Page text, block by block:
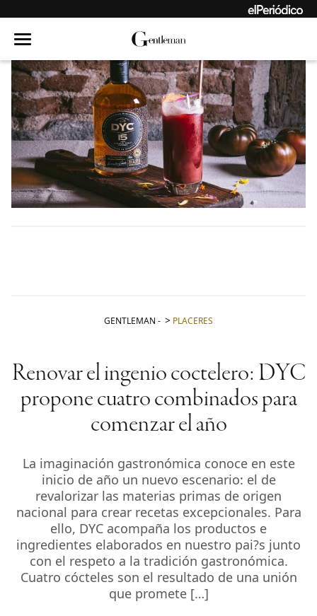
GENTLEMAN - PLACERES
Renovar el ingenio coctelero: DYC
propone cuatro combinados para
comenzar el año
La imaginación gastronómica conoce en este
inicio de año un nuevo escenario: el de
revalorizar las materias primas de origen
nacional para crear recetas excepcionales. Para
ello, DYC acompaña los productos e
ingredientes elaborados en nuestro pai?s junto
con el respeto a la tradición gastronómica.
Cuatro cócteles son el resultado de una unión
que promete […]